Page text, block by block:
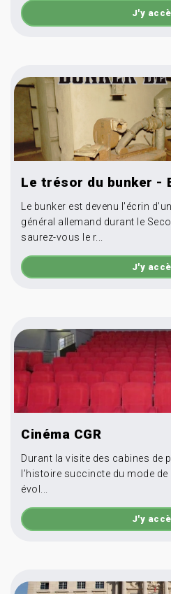
J'y
Le trésor du bunker -
Le bunker est devenu l'écrin
général allemand durant le
saurez-vous le r...
J'y
Cinéma CGR
Durant la visite des cabines de
l’histoire succincte du mode
évol...
J'y